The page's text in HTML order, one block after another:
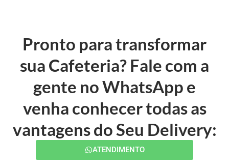
Pronto para transformar
sua Cafeteria? Fale com a
gente no WhatsApp e
venha conhecer todas as
vantagens do Seu Delivery:
ATENDIMENTO